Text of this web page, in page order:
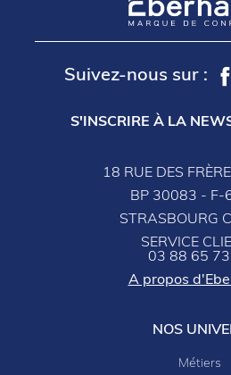
Suivez-nous sur :
S'INSCRIRE À LA
18 RUE DES
BP 30083 - F-
STRASBOURG
SERVICE
03 88 65
A propos
NOS
Métiers